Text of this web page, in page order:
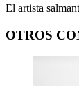
El artista
OTROS